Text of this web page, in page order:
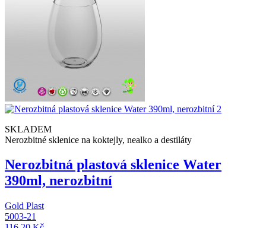
SKLADEM
Nerozbitné sklenice na koktejly, nealko a destiláty
Nerozbitná plastová sklenice Water
390ml, nerozbitní
Gold Plast
5003-21